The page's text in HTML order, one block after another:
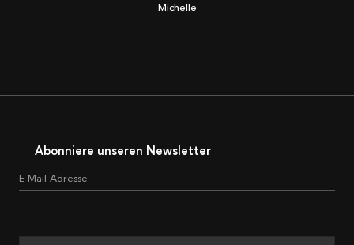
Michelle
Abonniere unseren Newsletter
E-Mail-Adresse